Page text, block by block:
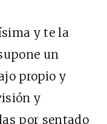
y te la
un
propio y
y
por sentado